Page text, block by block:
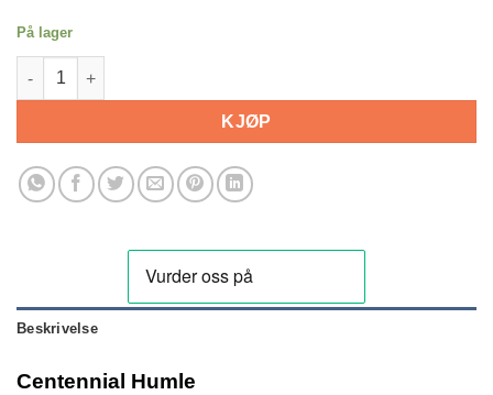
På lager
Centennial Humle 50g Yakima Chief antall
KJØP
Beskrivelse
Centennial Humle